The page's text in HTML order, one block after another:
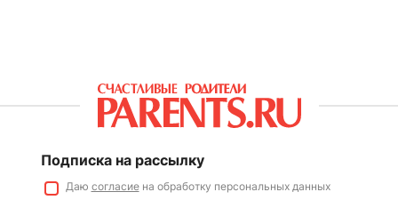
Подписка на рассылку
Даю согласиена обработку персональных данных